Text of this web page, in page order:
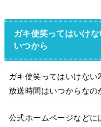
ガキ使笑ってはいけ
いつから
ガキ使笑ってはいけな
放送時間はいつからなの
公式ホームページなどに